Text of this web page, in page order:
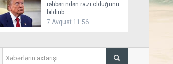
rəhbərindən razı olduğunu
bildirib
7 Avqust 11:56
Mirziyoyev və Tramp